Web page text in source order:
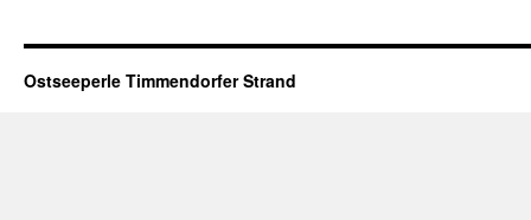
Ostseeperle Timmendorfer Strand